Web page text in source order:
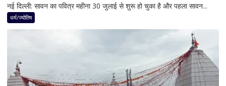
प्रभाव,
के
बन
सावन
से
पहले
नई दिल्ली: सावन का पवित्र महीना 30 जुलाई से शुरू हो चुका है और पहला सावन...
धर्म/ज्योतिष